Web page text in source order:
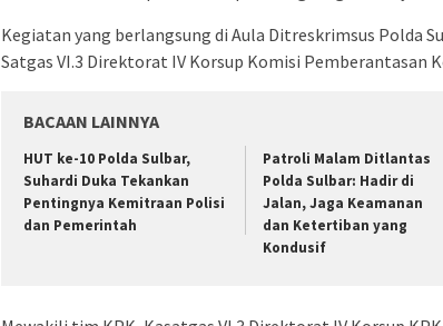
Kegiatan yang berlangsung di Aula Ditreskrimsus Polda
Satgas VI.3 Direktorat IV Korsup Komisi Pemberantasan
BACAAN LAINNYA
HUT ke-10 Polda Sulbar,
Suhardi Duka Tekankan
Pentingnya Kemitraan Polisi
dan Pemerintah
Patroli Malam Ditlantas
Polda Sulbar: Hadir di
Jalan, Jaga Keamanan
dan Ketertiban yang
Kondusif